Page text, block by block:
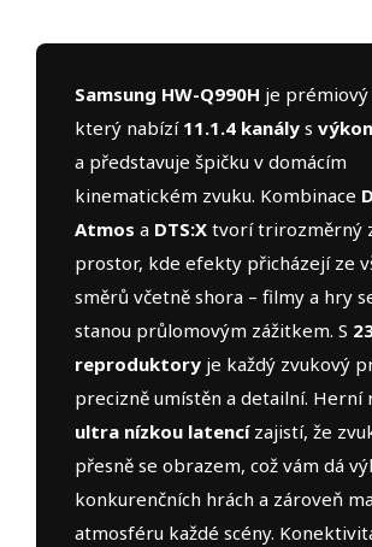
Samsung HW-Q990H je prémiový
který nabízí 11.1.4 kanály s
a představuje špičku v domácím
kinematickém zvuku. Kombinace
Atmos a DTS:X tvorí trirozměrný
prostor, kde efekty přicházejí ze
směrů včetně shora – filmy a hry
stanou průlomovým zážitkem. S
reproduktory je každý zvukový
precizně umístěn a detailní. Herní
ultra nízkou latencízajistí, že
přesně se obrazem, což vám dá
konkurenčních hrách a zároveň
atmosféru každé scény.